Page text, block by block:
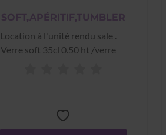
SOFT,APÉRITIF,TUMBLER
Location à l'unité rendu sale .
Verre soft 35cl 0.50 ht /verre